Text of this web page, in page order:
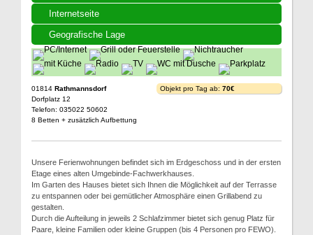
Internetseite
Geografische Lage
01814 Rathmannsdorf
Dorfplatz 12
Telefon: 035022 50602
8 Betten + zusätzlich Aufbettung
Objekt pro Tag ab: 70€
Unsere Ferienwohnungen befindet sich im Erdgeschoss und in der ersten
Etage eines alten Umgebinde-Fachwerkhauses.
Im Garten des Hauses bietet sich Ihnen die Möglichkeit auf der Terrasse
zu entspannen oder bei gemütlicher Atmosphäre einen Grillabend zu
gestalten.
Durch die Aufteilung in jeweils 2 Schlafzimmer bietet sich genug Platz für
Paare, kleine Familien oder kleine Gruppen (bis 4 Personen pro FEWO).